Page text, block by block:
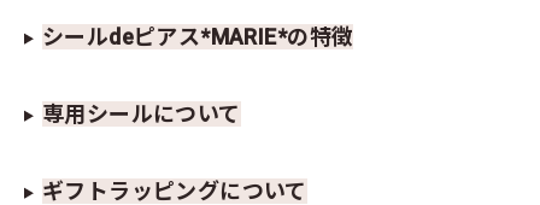
シールdeピアス*MARIE*の特徴
専用シールについて
ギフトラッピングについて